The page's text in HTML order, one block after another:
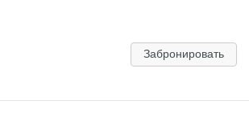
года!
большого кино в легендарном зале в
свои истории в стиле лучших шедевров
Забронировать